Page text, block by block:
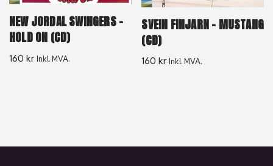
NEW JORDAL SWINGERS –
HOLD ON (CD)
160 kr Inkl. MVA.
SVEIN FINJARN – MUSTANG
(CD)
160kr Inkl. MVA.